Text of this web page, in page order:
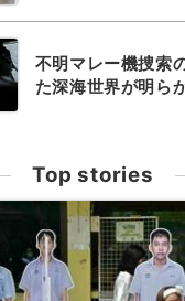
不明マレー機捜索
た深海世界が明ら
Top stories